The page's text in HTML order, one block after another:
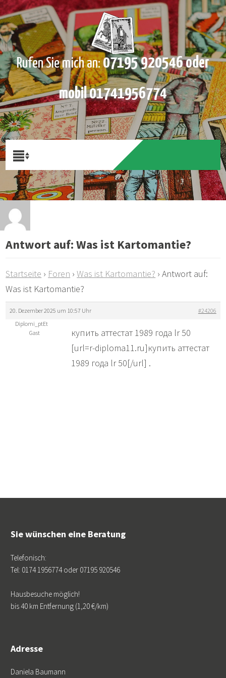
Rufen Sie mich an:07195 920546 oder
mobil 01741956774
Antwort auf: Was ist Kartomantie?
Startseite › Foren › Was ist Kartomantie? › Antwort auf:
Was ist Kartomantie?
20. Dezember 2025 um 10:57 Uhr
#24206
Diplomi_ptEt
Gast
купить аттестат 1989 года lr 50
[url=r-diploma11.ru]купить аттестат
1989 года lr 50[/url] .
Sie wünschen eine Beratung
Telefonisch:
Tel: 0174 1956774 oder 07195 920546
Hausbesuche möglich!
bis 40 km Entfernung (1,20 €/km)
Adresse
Daniela Baumann